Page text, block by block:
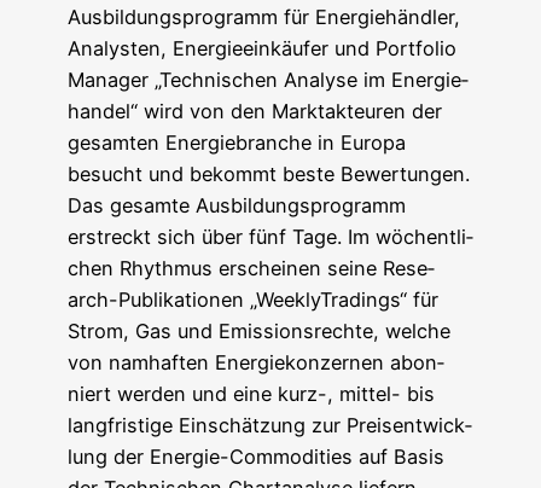
Aus­bil­dungs­pro­gramm für Ener­gie­händ­ler,
Ana­lys­ten, Ener­gie­ein­käu­fer und Port­fo­lio
Mana­ger „Tech­ni­schen Ana­ly­se im Ener­gie­
han­del“ wird von den Markt­ak­teu­ren der
gesam­ten Ener­gie­bran­che in Euro­pa
besucht und bekommt bes­te Bewer­tun­gen.
Das gesam­te Aus­bil­dungs­pro­gramm
erstreckt sich über fünf Tage. Im wöchent­li­
chen Rhyth­mus erschei­nen sei­ne Rese­
arch-Publi­ka­tio­nen „Weekly­Tra­dings“ für
Strom, Gas und Emis­si­ons­rech­te, wel­che
von nam­haf­ten Ener­gie­kon­zer­nen abon­
niert wer­den und eine kurz-, mit­tel- bis
lang­fris­ti­ge Ein­schät­zung zur Preis­ent­wick­
lung der Ener­gie-Com­mo­di­ties auf Basis